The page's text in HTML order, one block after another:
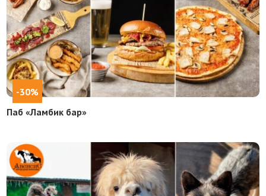
-30%
Паб «Ламбик бар»